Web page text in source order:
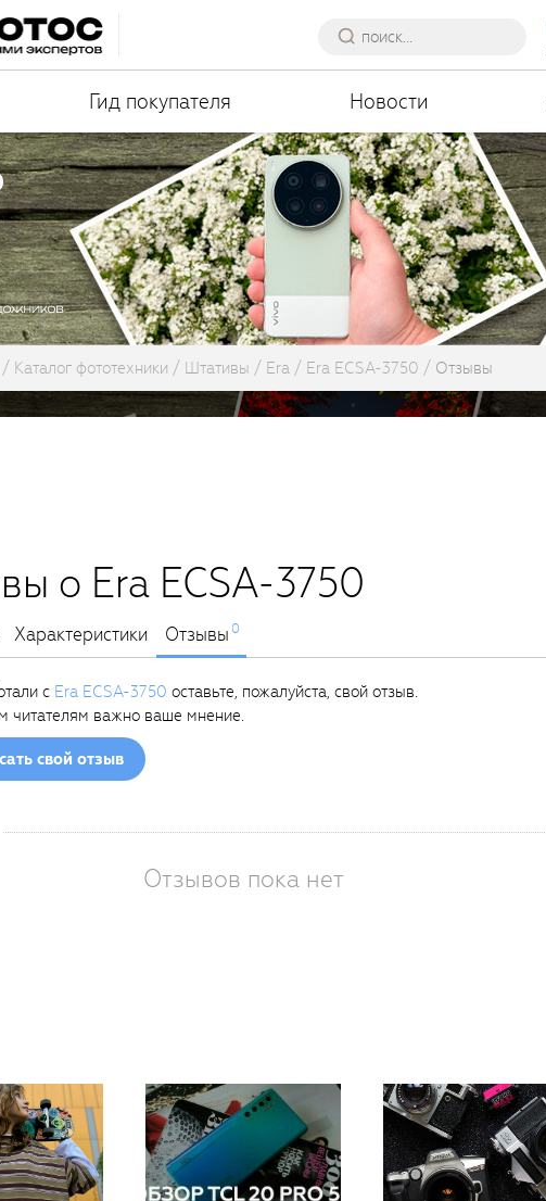
Гид покупателя Новости
Каталог фототехники Штативы Era Era ECSA-3750 Отзывы
о Era ECSA-3750
Характеристики Отзывы0
с Era ECSA-3750 оставьте, пожалуйста, свой отзыв.
читателям важно ваше мнение.
свой отзыв
Отзывов пока нет